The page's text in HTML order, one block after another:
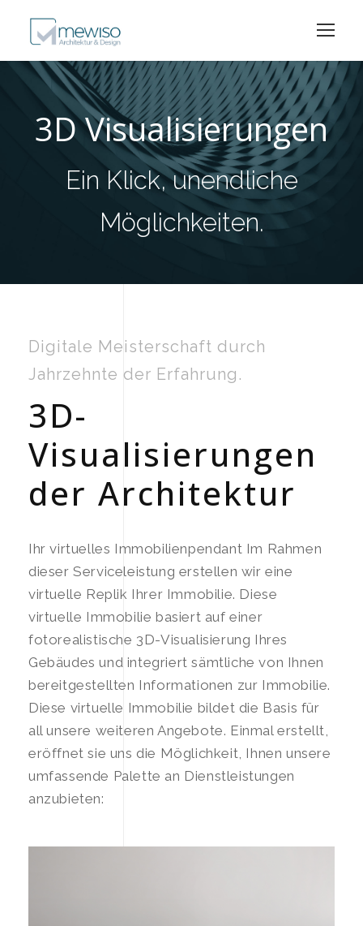
3D Visualisierungen
Ein Klick, unendliche
Möglichkeiten.
Digitale Meisterschaft durch
Jahrzehnte der Erfahrung.
3D-
Visualisierungen
der Architektur
Ihr virtuelles Immobilienpendant Im Rahmen
dieser Serviceleistung erstellen wir eine
virtuelle Replik Ihrer Immobilie. Diese
virtuelle Immobilie basiert auf einer
fotorealistische 3D-Visualisierung Ihres
Gebäudes und integriert sämtliche von Ihnen
bereitgestellten Informationen zur Immobilie.
Diese virtuelle Immobilie bildet die Basis für
all unsere weiteren Angebote. Einmal erstellt,
eröffnet sie uns die Möglichkeit, Ihnen unsere
umfassende Palette an Dienstleistungen
anzubieten: